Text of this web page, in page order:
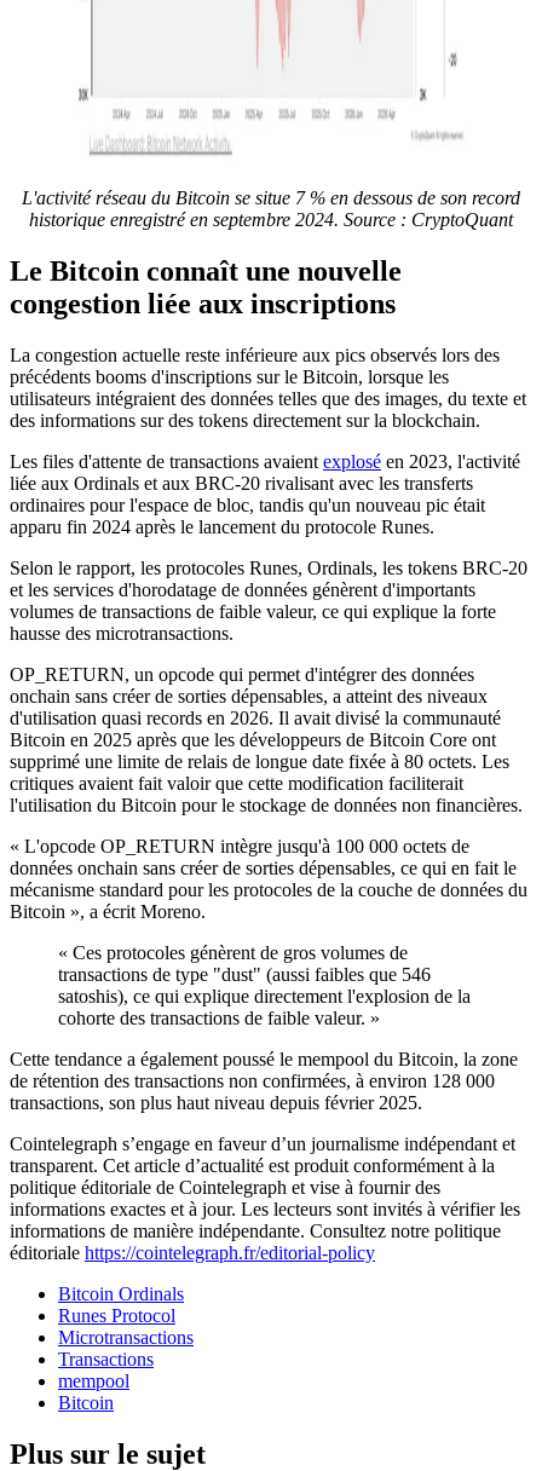
L'activité réseau du Bitcoin se situe 7 % en dessous de son record
historique enregistré en septembre 2024. Source : CryptoQuant
Le Bitcoin connaît une nouvelle
congestion liée aux inscriptions
La congestion actuelle reste inférieure aux pics observés lors des
précédents booms d'inscriptions sur le Bitcoin, lorsque les
utilisateurs intégraient des données telles que des images, du texte et
des informations sur des tokens directement sur la blockchain.
Les files d'attente de transactions avaient explosé en 2023, l'activité
liée aux Ordinals et aux BRC-20 rivalisant avec les transferts
ordinaires pour l'espace de bloc, tandis qu'un nouveau pic était
apparu fin 2024 après le lancement du protocole Runes.
Selon le rapport, les protocoles Runes, Ordinals, les tokens BRC-20
et les services d'horodatage de données génèrent d'importants
volumes de transactions de faible valeur, ce qui explique la forte
hausse des microtransactions.
OP_RETURN, un opcode qui permet d'intégrer des données
onchain sans créer de sorties dépensables, a atteint des niveaux
d'utilisation quasi records en 2026. Il avait divisé la communauté
Bitcoin en 2025 après que les développeurs de Bitcoin Core ont
supprimé une limite de relais de longue date fixée à 80 octets. Les
critiques avaient fait valoir que cette modification faciliterait
l'utilisation du Bitcoin pour le stockage de données non financières.
« L'opcode OP_RETURN intègre jusqu'à 100 000 octets de
données onchain sans créer de sorties dépensables, ce qui en fait le
mécanisme standard pour les protocoles de la couche de données du
Bitcoin », a écrit Moreno.
« Ces protocoles génèrent de gros volumes de
transactions de type "dust" (aussi faibles que 546
satoshis), ce qui explique directement l'explosion de la
cohorte des transactions de faible valeur. »
Cette tendance a également poussé le mempool du Bitcoin, la zone
de rétention des transactions non confirmées, à environ 128 000
transactions, son plus haut niveau depuis février 2025.
Cointelegraph s’engage en faveur d’un journalisme indépendant et
transparent. Cet article d’actualité est produit conformément à la
politique éditoriale de Cointelegraph et vise à fournir des
informations exactes et à jour. Les lecteurs sont invités à vérifier les
informations de manière indépendante. Consultez notre politique
éditoriale https://cointelegraph.fr/editorial-policy
Bitcoin Ordinals
Runes Protocol
Microtransactions
Transactions
mempool
Bitcoin
Plus sur le sujet